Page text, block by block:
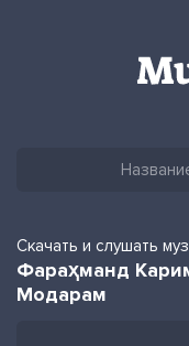
Скачать и слушать
Фараҳманд
Модарам